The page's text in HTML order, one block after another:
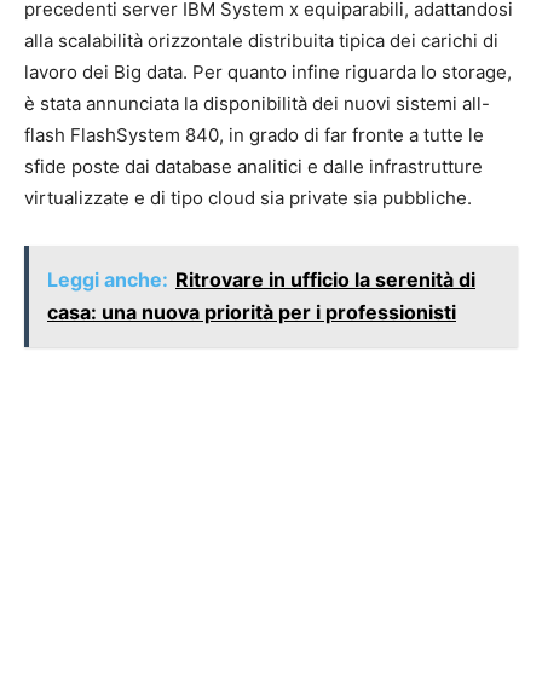
precedenti server IBM System x equiparabili, adattandosi
alla scalabilità orizzontale distribuita tipica dei carichi di
lavoro dei Big data. Per quanto infine riguarda lo storage,
è stata annunciata la disponibilità dei nuovi sistemi all-
flash FlashSystem 840, in grado di far fronte a tutte le
sfide poste dai database analitici e dalle infrastrutture
virtualizzate e di tipo cloud sia private sia pubbliche.
Leggi anche: Ritrovare in ufficio la serenità di
casa: una nuova priorità per i professionisti